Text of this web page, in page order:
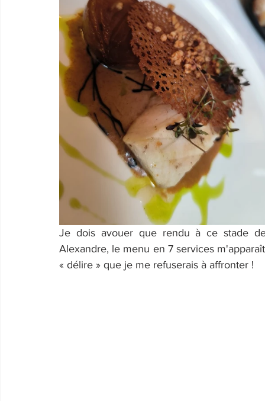
Je dois avouer que rendu à ce stade
Alexandre, le menu en 7 services
« délire » que je me refuserais à affronter !